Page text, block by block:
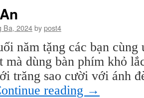
Ba, 2024bypost4
năm tặng các bạn
mà dùng bàn phím khỏ
trăng sao cười với ánh
reading →